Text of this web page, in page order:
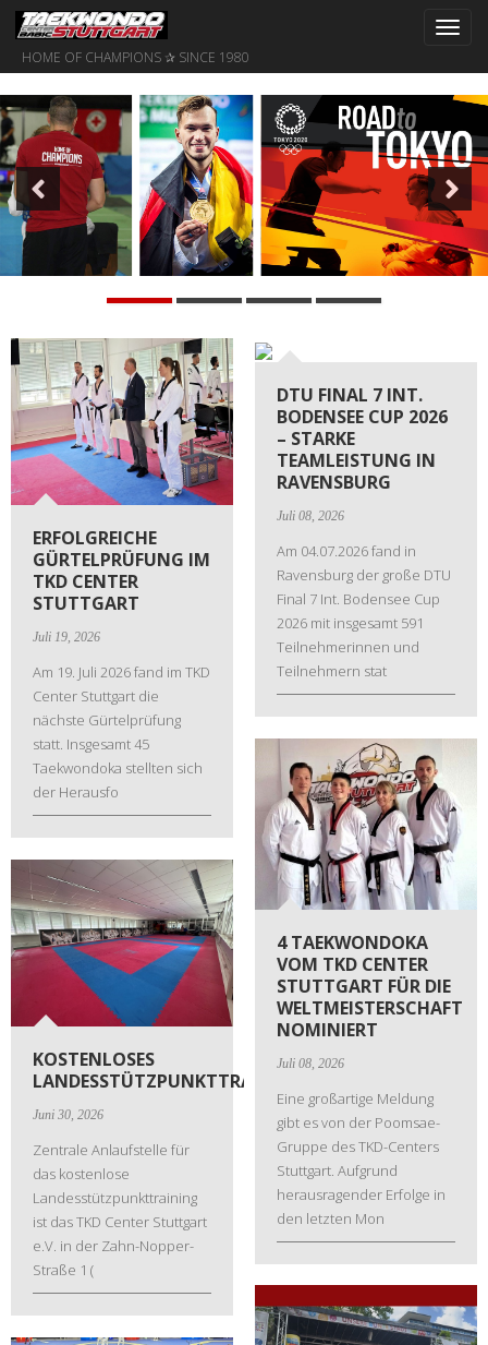
HOME OF CHAMPIONS ✰ SINCE 1980
Previous
ERFOLGREICHE
GÜRTELPRÜFUNG IM
TKD CENTER
STUTTGART
Juli 19, 2026
Am 19. Juli 2026 fand im TKD
Center Stuttgart die
nächste Gürtelprüfung
statt. Insgesamt 45
Taekwondoka stellten sich
der Herausfo
DTU FINAL 7 INT.
BODENSEE CUP 2026
– STARKE
TEAMLEISTUNG IN
RAVENSBURG
Juli 08, 2026
Am 04.07.2026 fand in
Ravensburg der große DTU
Final 7 Int. Bodensee Cup
2026 mit insgesamt 591
Teilnehmerinnen und
Teilnehmern stat
4 TAEKWONDOKA
VOM TKD CENTER
STUTTGART FÜR DIE
WELTMEISTERSCHAFT
NOMINIERT
Juli 08, 2026
Eine großartige Meldung
gibt es von der Poomsae-
Gruppe des TKD-Centers
Stuttgart. Aufgrund
herausragender Erfolge in
den letzten Mon
KOSTENLOSES
LANDESSTÜTZPUNKTTRAINING
Juni 30, 2026
Zentrale Anlaufstelle für
das kostenlose
Landesstützpunkttraining
ist das TKD Center Stuttgart
e.V. in der Zahn-Nopper-
Straße 1 (